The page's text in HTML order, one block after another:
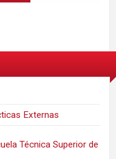
Externas
Técnica Superior de